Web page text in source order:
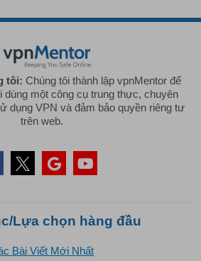
tôi: Chúng tôi thành lập vpnMentor để
dùng một công cụ trung thực, chuyên
dụng VPN và đảm bảo quyền riêng tư
trên web.
Lựa chọn hàng đầu
Bài Viết Mới Nhất